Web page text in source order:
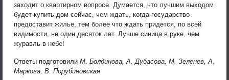
заходит о квартирном вопросе. Думается, что лучшим выходом
будет купить дом сейчас, чем ждать, когда государство
предоставит жилье, тем более что ждать придется, по всей
видимости, не один десяток лет. Лучше синица в руке, чем
журавль в небе!
Ответы подготовили М. Болдинова, А. Дубасова, М. Зеленев, А.
Маркова, В. Порубиновская